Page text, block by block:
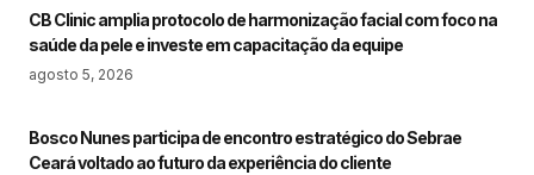
CB Clinic amplia protocolo de harmonização facial com foco na
saúde da pele e investe em capacitação da equipe
agosto 5, 2026
Bosco Nunes participa de encontro estratégico do Sebrae
Ceará voltado ao futuro da experiência do cliente